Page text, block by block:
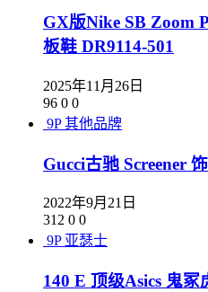
GX版Nike SB Zoom
板鞋 DR9114-501
2025年11月26日
96 0 0
9P 其他品牌
Gucci古驰 Screener
2022年9月21日
312 0 0
9P 亚瑟士
140 E 顶级Asics 鬼